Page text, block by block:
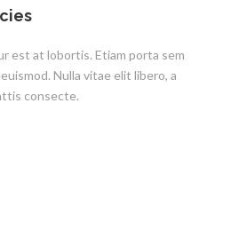
est at lobortis. Etiam porta sem
Nulla vitae elit libero, a
consecte.